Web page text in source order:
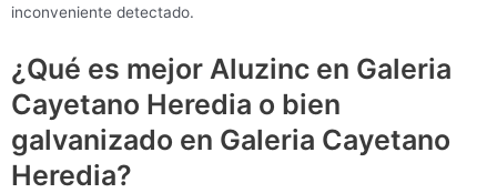
inconveniente detectado.
¿Qué es mejor Aluzinc en Galeria
Cayetano Heredia o bien
galvanizado en Galeria Cayetano
Heredia?